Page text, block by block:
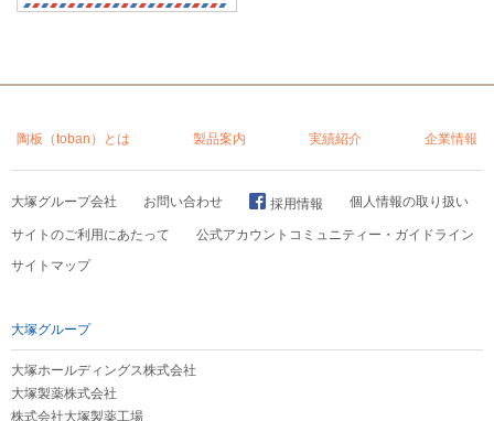
陶板（toban）とは 製品案内 実績紹介 企業情報
大塚グループ会社 お問い合わせ 採用情報 個人情報の取り扱い
サイトのご利用にあたって
公式アカウントコミュニティー・ガイドライン
サイトマップ
大塚グループ
大塚ホールディングス株式会社
大塚製薬株式会社
株式会社大塚製薬工場